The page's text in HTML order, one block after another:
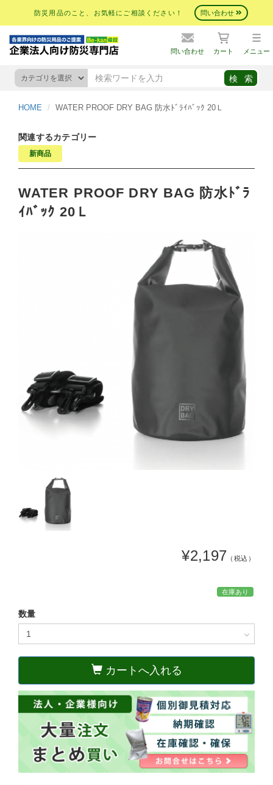
防災用品のこと、お気軽にご相談ください！ 問い合わせ
問い合わせ カート メニュー
HOME WATER PROOF DRY BAG 防水ﾄﾞﾗｲﾊﾞｯｸ 20Ｌ
関連するカテゴリー
新商品
WATER PROOF DRY BAG 防水ﾄﾞﾗ
ｲﾊﾞｯｸ 20Ｌ
¥2,197 （税込）
在庫あり
数量
カートへ入れる